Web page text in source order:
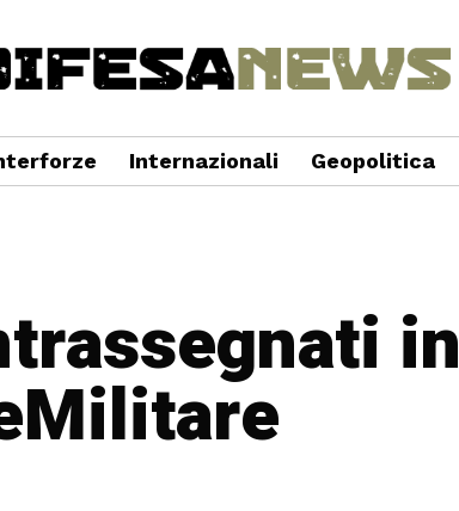
Internazionali Geopolitica
in